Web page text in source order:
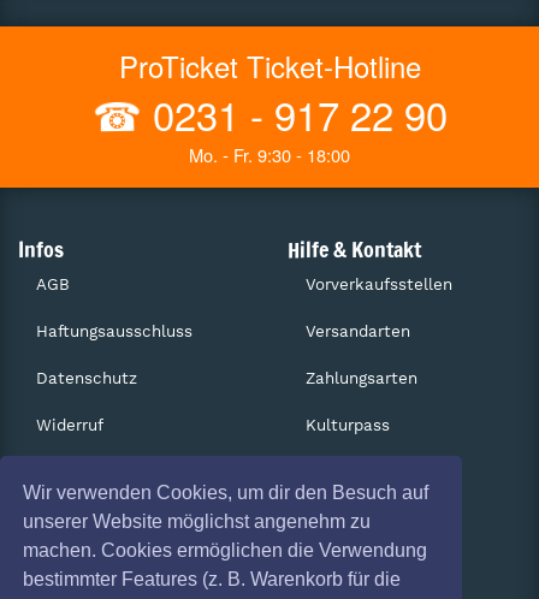
Wir verwenden Cookies, um dir den Besuch auf
unserer Website möglichst angenehm zu
machen. Cookies ermöglichen die Verwendung
bestimmter Features (z. B. Warenkorb für die
ProTicket Ticket-Hotline
☎ 0231 - 917 22 90
Mo. - Fr. 9:30 - 18:00
Infos
AGB
Haftungsausschluss
Datenschutz
Widerruf
Absagen
Hilfe & Kontakt
Vorverkaufsstellen
Versandarten
Zahlungsarten
Kulturpass
Services
Gutscheine
Geschäftskunden